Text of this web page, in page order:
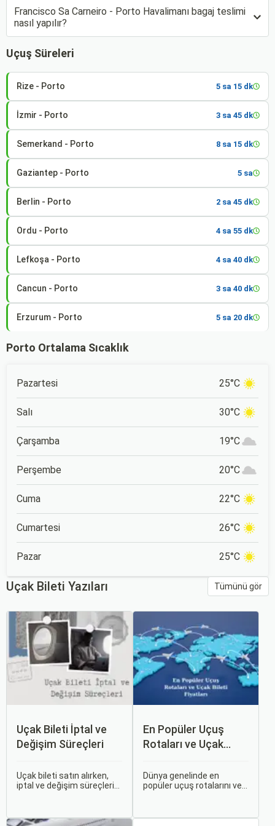
Francisco Sa Carneiro - Porto Havalimanı bagaj teslimi
nasıl yapılır?
Uçuş Süreleri
Rize - Porto 5 sa 15 dk
İzmir - Porto 3 sa 45 dk
Semerkand - Porto 8 sa 15 dk
Gaziantep - Porto 5 sa
Berlin - Porto 2 sa 45 dk
Ordu - Porto 4 sa 55 dk
Lefkoşa - Porto 4 sa 40 dk
Cancun - Porto 3 sa 40 dk
Erzurum - Porto 5 sa 20 dk
Porto Ortalama Sıcaklık
Pazartesi 25°C
Salı 30°C
Çarşamba 19°C
Perşembe 20°C
Cuma 22°C
Cumartesi 26°C
Pazar 25°C
Uçak Bileti Yazıları Tümünü gör
Uçak Bileti İptal ve
Değişim Süreçleri
Uçak bileti satın alırken,
iptal ve değişim süreçlerini
En Popüler Uçuş
Rotaları ve Uçak
Dünya genelinde en
popüler uçuş rotalarını ve